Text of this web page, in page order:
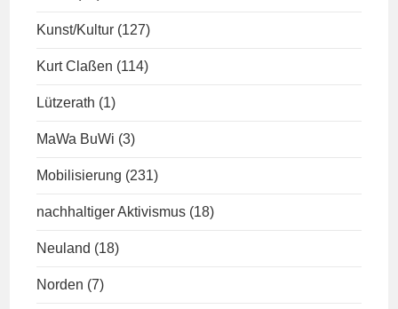
Kunst/Kultur (127)
Kurt Claßen (114)
Lützerath (1)
MaWa BuWi (3)
Mobilisierung (231)
nachhaltiger Aktivismus (18)
Neuland (18)
Norden (7)